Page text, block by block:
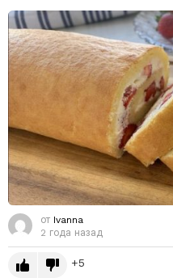
от Ivanna
2 года назад
5